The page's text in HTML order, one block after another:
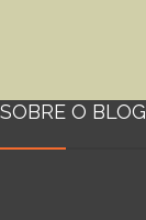
SOBRE O BLOG